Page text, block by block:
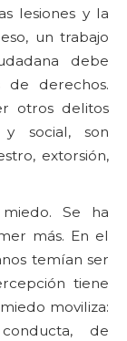
lesiones y la
un trabajo
debe
de derechos.
otros delitos
social, son
extorsión,
Se ha
más. En el
temían ser
tiene
moviliza:
de